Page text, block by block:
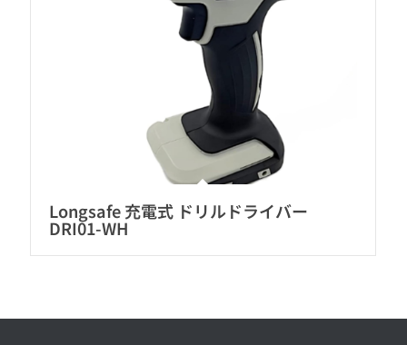
Longsafe 充電式 ドリルドライバー
DRI01-WH